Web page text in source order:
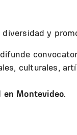
y
culturales,
en Montevideo.